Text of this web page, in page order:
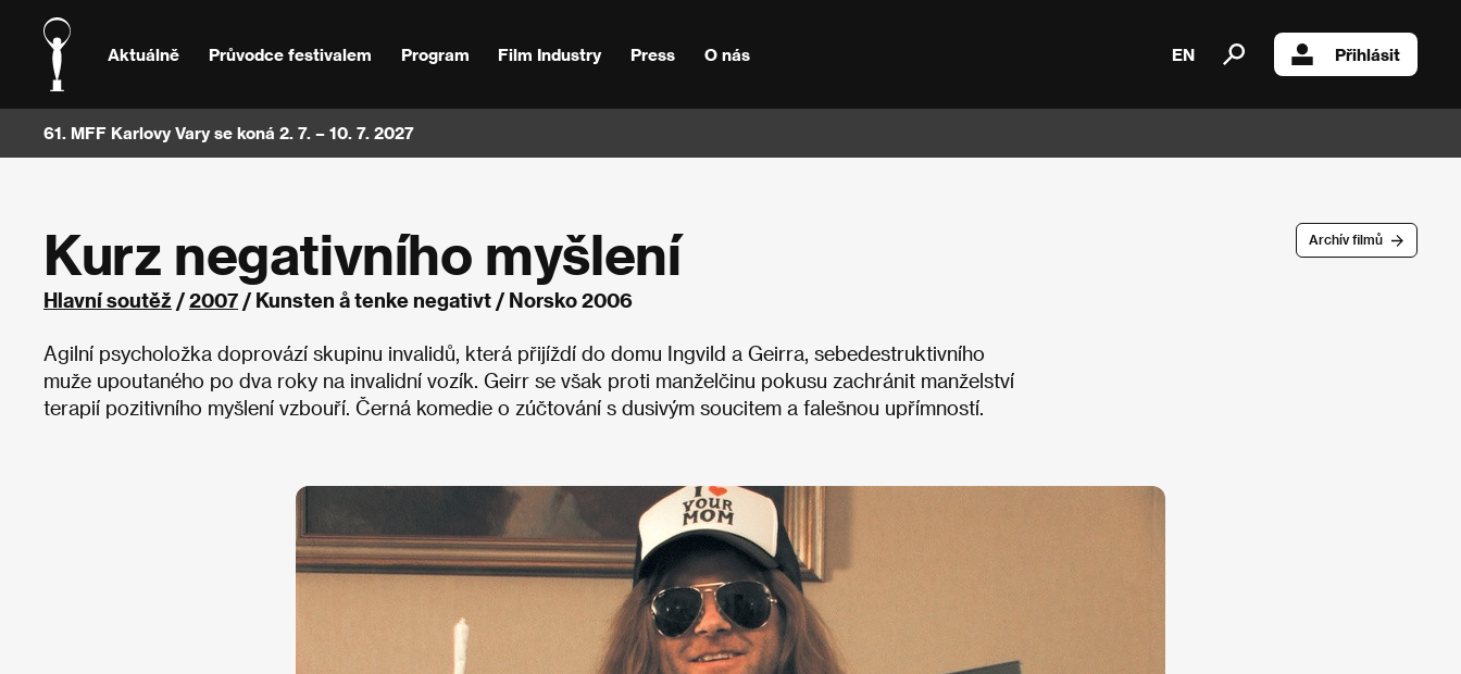
Aktuálně Průvodce festivalem Program Film Industry Press O nás EN Přihlásit
61. MFF Karlovy Vary se koná 2. 7. – 10. 7. 2027
Archív filmů
Kurz negativního myšlení
Hlavní soutěž /2007 / Kunsten å tenke negativt / Norsko 2006
Agilní psycholožka doprovází skupinu invalidů, která přijíždí do domu Ingvild a Geirra, sebedestruktivního
muže upoutaného po dva roky na invalidní vozík. Geirr se však proti manželčinu pokusu zachránit manželství
terapií pozitivního myšlení vzbouří. Černá komedie o zúčtování s dusivým soucitem a falešnou upřímností.